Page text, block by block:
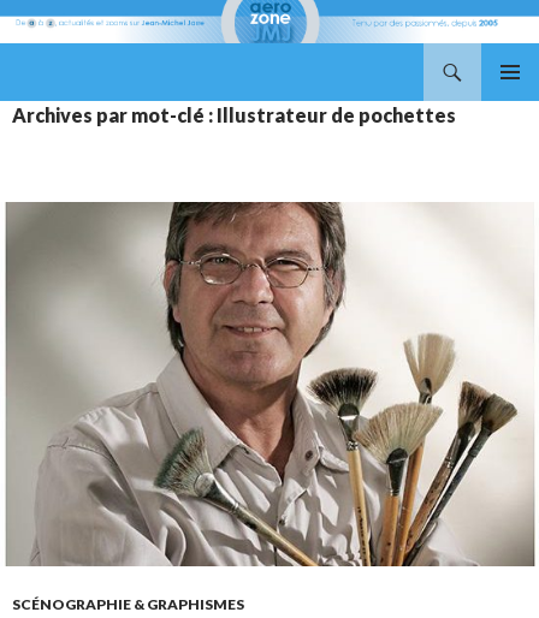
AU
Archives par mot-clé : Illustrateur de pochettes
SCÉNOGRAPHIE & GRAPHISMES